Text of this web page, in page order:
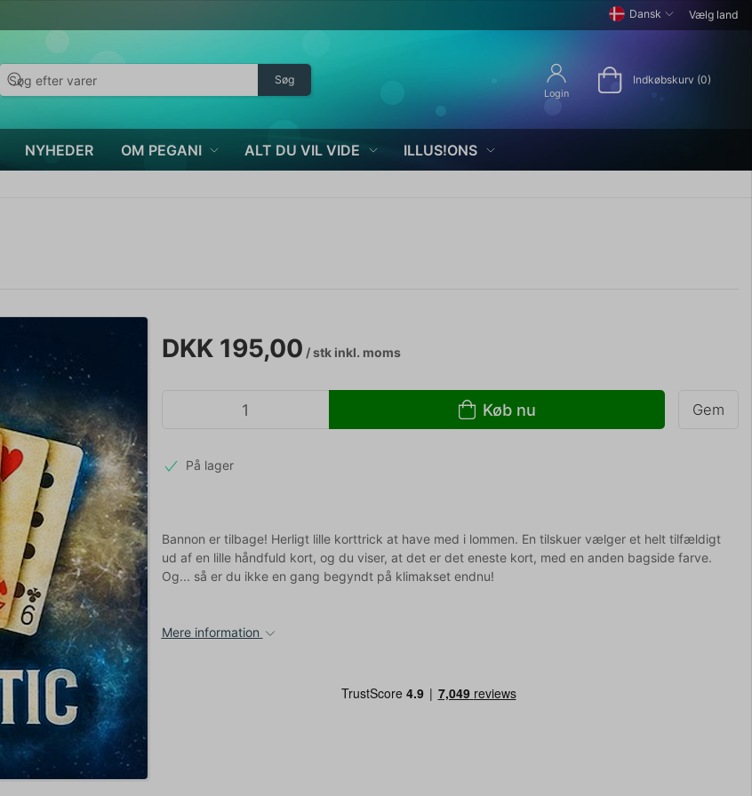
Dansk Vælg land
Søg
Login
Indkøbskurv (0)
NYHEDER OM PEGANI ALT DU VIL VIDE ILLUS!ONS
DKK 195,00 / stkinkl. moms
Køb nu Gem
På lager
Bannon er tilbage! Herligt lille korttrick at have med i lommen. En tilskuer vælger et helt tilfældigt
ud af en lille håndfuld kort, og du viser, at det er det eneste kort, med en anden bagside farve.
Og... så er du ikke en gang begyndt på klimakset endnu!
Mere information